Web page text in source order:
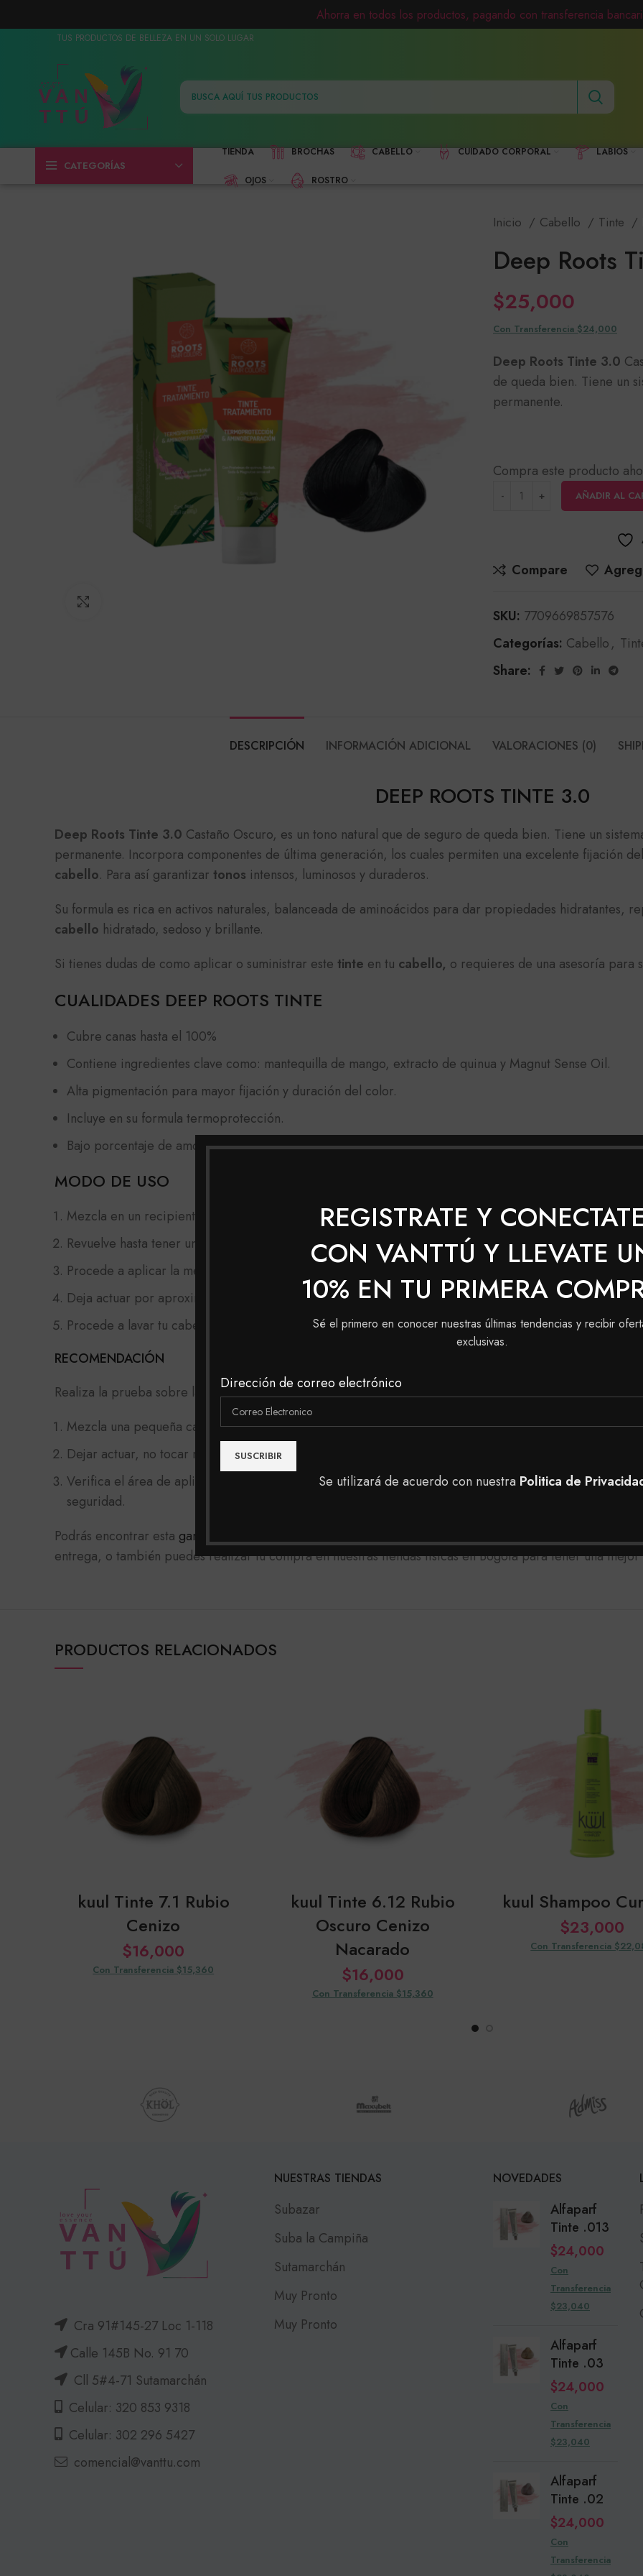
REGISTRATE Y
CON VANTTÚ Y LLEVATE
10% EN TU PRIMERA
Sé el primero en conocer nuestras últimas tendencias y recibir
exclusivas.
Dirección de correo electrónico
Se utilizará de acuerdo con nuestra Politica de
TUS PRODUCTOS DE BELLEZA EN UN SOLO LUGAR
CATEGORÍAS
TIENDA BROCHAS CABELLO CUIDADO CORPORAL LABIOS
OJOS ROSTRO
Inicio Cabello Tinte
Deep Roots
$25,000
Con Transferencia $24,000
Deep Roots Tinte 3.0
de queda bien. Tiene un
permanente.
Compra este producto
AÑADIR AL
Compare
SKU: 7709669857576
Categorías: Cabello,
Share:
DESCRIPCIÓN INFORMACIÓN ADICIONAL VALORACIONES (0)
DEEP ROOTS TINTE 3.0
Deep Roots Tinte 3.0 Castaño Oscuro, es un tono natural que de seguro de queda bien. Tiene un
permanente. Incorpora componentes de última generación, los cuales permiten una excelente fijación del
cabello. Para así garantizar tonos intensos, luminosos y duraderos.
Su formula es rica en activos naturales, balanceada de aminoácidos para dar propiedades hidratantes,
cabello hidratado, sedoso y brillante.
Si tienes dudas de como aplicar o suministrar este tinte en tu cabello, o requieres de una asesoría para
CUALIDADES DEEP ROOTS TINTE
Cubre canas hasta el 100%
Contiene ingredientes clave como: mantequilla de mango, extracto de quinua y Magnut Sense Oil.
Alta pigmentación para mayor fijación y duración del color.
Incluye en su formula termoprotección.
Bajo porcentaje de amoniaco.
MODO DE USO
Mezcla en un recipiente no metálico, el tinte con la crema reveladora (10, 20, 30, 40), según el tono
Revuelve hasta tener una mezcla homogénea.
Procede a aplicar la mezcla con una brocha limpia sobre todo tu cabello, con la técnica que te haya
Deja actuar por aproximadamente 45 minutos, según lo requiera tu cabello.
Procede a lavar tu cabello con un shampoo preferiblemente para cabello tinturado.
RECOMENDACIÓN
Realiza la prueba sobre la parte del pliegue del codo:
Mezcla una pequeña cantidad de tinte con una gota de crema Reveladora.
Dejar actuar, no tocar ni mojar la zona por 24 horas.
Verifica el área de aplicación. Si no aparece ninguna reacción desfavorable (irritación, hinchazón, ó
seguridad.
Podrás encontrar esta gama de tintes
y muchas mas en nuestra tienda, puedes realizar tu pedido a
entrega, o también puedes realizar tu compra en nuestras tiendas físicas en Bogotá para tener una mejor
PRODUCTOS RELACIONADOS
kuul Tinte 7.1 Rubio
Cenizo
$16,000
Con Transferencia $15,360
kuul Tinte 6.12 Rubio
Oscuro Cenizo
Nacarado
$16,000
Con Transferencia $15,360
kuul Shampoo
$23,000
Con Transferencia
Cra 91#145-27 Loc 1-118
Calle 145B No. 91 70
Cll 5#4-71 Sutamarchán
Celular: 320 853 9318
Celular: 302 296 5427
comencial@vanttu.com
NUESTRAS TIENDAS
Subazar
Suba la Campiña
Sutamarchán
Muy Pronto
Muy Pronto
NOVEDADES
Alfaparf
Tinte .013
$24,000
Con
Transferencia
$23,040
Alfaparf
Tinte .03
$24,000
Con
Transferencia
$23,040
Alfaparf
Tinte .02
$24,000
Con
Transferencia
Ahorra en todos los productos, pagando con transferencia